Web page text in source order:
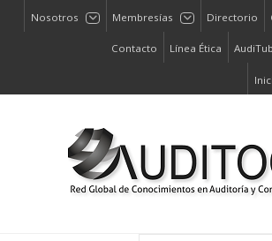
Nosotros Membresías Directorio
Contacto Línea Ética